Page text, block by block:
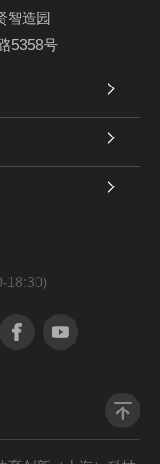
智造园
5358号
18:30)